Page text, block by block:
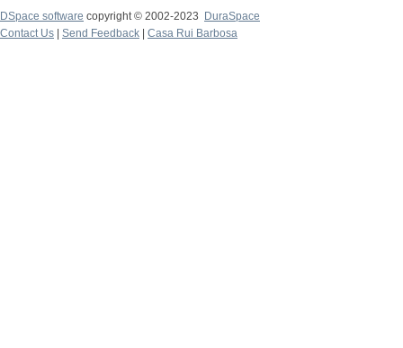
DSpace software copyright © 2002-2023
DuraSpace
Contact Us
Send Feedback Casa Rui Barbosa